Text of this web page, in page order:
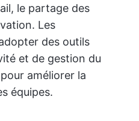
le partage des
Les
des outils
et de gestion du
améliorer la
équipes.